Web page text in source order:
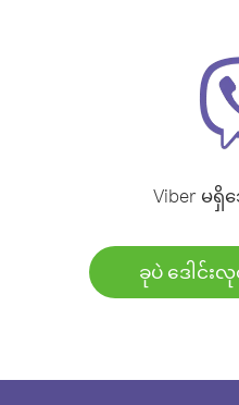
Viber မရှိ
ခုပဲ ဒေါင်